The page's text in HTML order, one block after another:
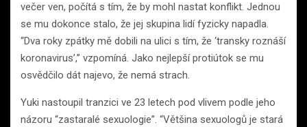
večer ven, počítá s tím, že by mohl nastat konflikt. Jednou
se mu dokonce stalo, že jej skupina lidí fyzicky napadla.
“Dva roky zpátky mě dobili na ulici s tím, že ‘transky roznáší
koronavirus’,” vzpomíná. Jako nejlepší protiútok se mu
osvědčilo dát najevo, že nemá strach.
Yuki nastoupil tranzici ve 23 letech pod vlivem podle jeho
názoru “zastaralé sexuologie”. “Většina sexuologů je stará